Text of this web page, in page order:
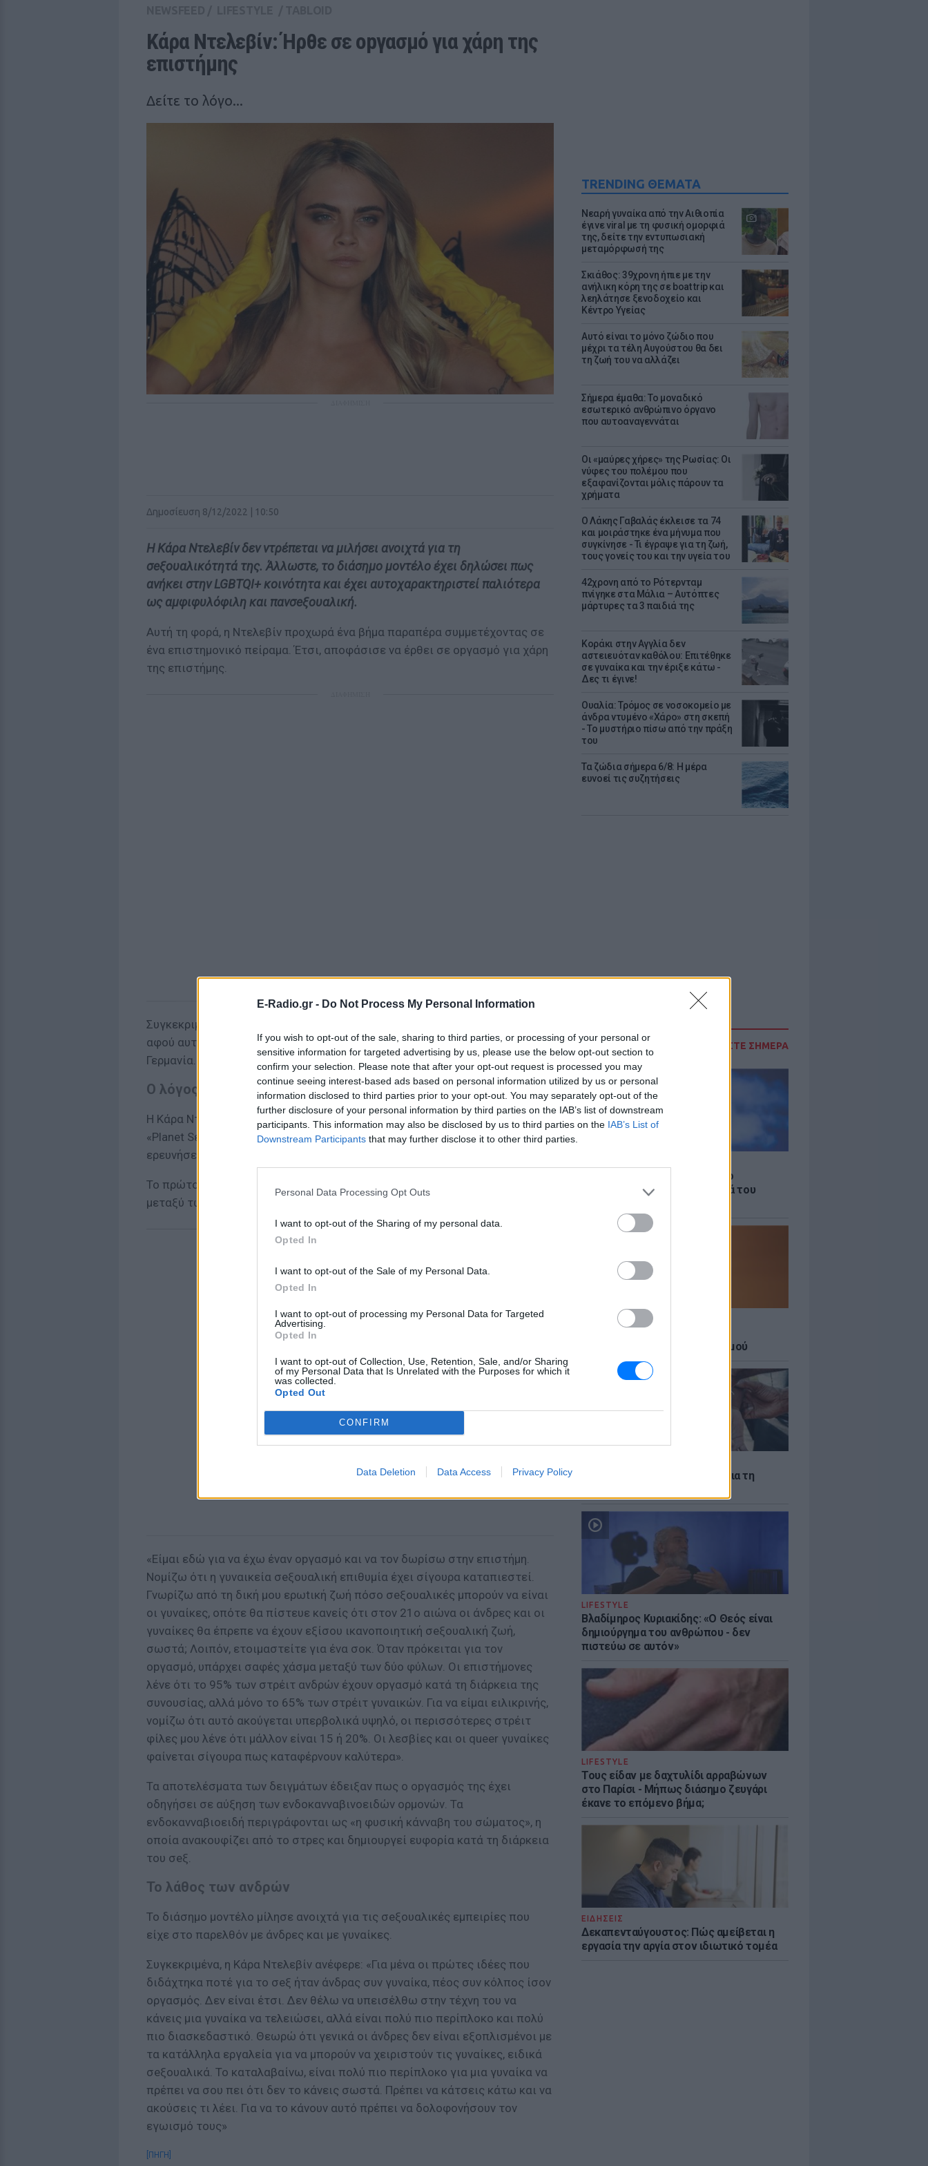
E-Radio.gr - Do Not Process My Personal Information
If you wish to opt-out of the sale, sharing to third parties, or processing of your personal or
sensitive information for targeted advertising by us, please use the below opt-out section to
confirm your selection. Please note that after your opt-out request is processed you may
continue seeing interest-based ads based on personal information utilized by us or personal
information disclosed to third parties prior to your opt-out. You may separately opt-out of the
further disclosure of your personal information by third parties on the IAB’s list of downstream
participants. This information may also be disclosed by us to third parties on the IAB’s List of
Downstream Participants that may further disclose it to other third parties.
Personal Data Processing Opt Outs
I want to opt-out of the Sharing of my personal data.
Opted In
I want to opt-out of the Sale of my Personal Data.
Opted In
I want to opt-out of processing my Personal Data for Targeted
Advertising.
Opted In
I want to opt-out of Collection, Use, Retention, Sale, and/or Sharing
of my Personal Data that Is Unrelated with the Purposes for which it
was collected.
Opted Out
CONFIRM
Data Deletion Data Access Privacy Policy
TRENDING ΘΕΜΑΤΑ
Νεαρή γυναίκα από την Αιθιοπία
έγινε viral με τη φυσική ομορφιά
της, δείτε την εντυπωσιακή
μεταμόρφωσή της
Σκιάθος: 39χρονη ήπιε με την
ανήλικη κόρη της σε boat trip και
λεηλάτησε ξενοδοχείο και
Κέντρο Υγείας
Αυτό είναι το μόνο ζώδιο που
μέχρι τα τέλη Αυγούστου θα δει
τη ζωή του να αλλάζει
Σήμερα έμαθα: Το μοναδικό
εσωτερικό ανθρώπινο όργανο
που αυτοαναγεννάται
Οι «μαύρες χήρες» της Ρωσίας: Οι
νύφες του πολέμου που
εξαφανίζονται μόλις πάρουν τα
χρήματα
Ο Λάκης Γαβαλάς έκλεισε τα 74
και μοιράστηκε ένα μήνυμα που
συγκίνησε - Τι έγραψε για τη ζωή,
τους γονείς του και την υγεία του
42χρονη από το Ρότερνταμ
πνίγηκε στα Μάλια – Αυτόπτες
μάρτυρες τα 3 παιδιά της
Kοράκι στην Αγγλία δεν
αστειευόταν καθόλου: Επιτέθηκε
σε γυναίκα και την έριξε κάτω -
Δες τι έγινε!
Ουαλία: Τρόμος σε νοσοκομείο με
άνδρα ντυμένο «Χάρο» στη σκεπή
- Το μυστήριο πίσω από την πράξη
του
Τα ζώδια σήμερα 6/8: Η μέρα
ευνοεί τις συζητήσεις
ΔΙΑΒΑΣΤΕ ΣΗΜΕΡΑ
O Γιώργος Παράσχος ξανά στο
νοσοκομείο για θεραπεία κατά του
ΕΙΔΗΣΕΙΣ
υψηλότερο επίπεδο συναγερμού
Προφυλακίστηκε ο Αφγανός για τη
LIFESTYLE
Βλαδίμηρος Κυριακίδης: «Ο Θεός είναι
δημιούργημα του ανθρώπου - δεν
πιστεύω σε αυτόν»
LIFESTYLE
Τους είδαν με δαχτυλίδι αρραβώνων
στο Παρίσι - Μήπως διάσημο ζευγάρι
έκανε το επόμενο βήμα;
ΕΙΔΗΣΕΙΣ
Δεκαπενταύγουστος: Πώς αμείβεται η
εργασία την αργία στον ιδιωτικό τομέα
Κάρα Ντελεβίν: Ήρθε σε οpγασμό για χάρη της
επιστήμης
Δείτε το λόγο...
Δημοσίευση 8/12/2022 | 10:50
Η Κάρα Ντελεβίν δεν ντρέπεται να μιλήσει ανοιχτά για τη
σeξουαλικότητά της. Άλλωστε, το διάσημο μοντέλο έχει δηλώσει πως
ανήκει στην LGBTQI+ κοινότητα και έχει αυτοχαρακτηριστεί παλιότερα
ως αμφιφυλόφιλη και πανσeξουαλική.
Αυτή τη φορά, η Ντελεβίν προχωρά ένα βήμα παραπέρα συμμετέχοντας σε
ένα επιστημονικό πείραμα. Έτσι, αποφάσισε να έρθει σε οpγασμό για χάρη
της επιστήμης.
Συγκεκριμένα, το super model έδωσε δείγματα από το αίμα της πριν και
αφού αυτοϊκανοποιήθηκε για 10 λεπτά, σε ένα ερευνητικό νοσοκομείο στη
Γερμανία.
Ο λόγος;
Η Κάρα Ντελεβίν συμμετέχει στη σειρά ντοκιμαντέρ του BBC με τίτλο
«Planet Sεx With Cara Delevingne». Σκοπός του ντοκιμαντέρ είναι να
ερευνήσει τη σeξουαλικότητα, τη ρευστότητα των φύλων και το πορνό.
Το πρώτο επεισόδιο της σειράς αφορούσε το «χάσμα του οpγασμού
μεταξύ των δύο φύλων».
ΔΙΑΦΗΜΙΣΗ
«Είμαι εδώ για να έχω έναν οpγασμό και να τον δωρίσω στην επιστήμη.
Νομίζω ότι η γυναικεία σeξουαλική επιθυμία έχει σίγουρα καταπιεστεί.
Γνωρίζω από τη δική μου ερωtική ζωή πόσο σeξουαλικές μπορούν να είναι
οι γυναίκες, οπότε θα πίστευε κανείς ότι στον 21ο αιώνα οι άνδρες και οι
γυναίκες θα έπρεπε να έχουν εξίσου ικανοποιητική σeξουαλική ζωή,
σωστά; Λοιπόν, ετοιμαστείτε για ένα σοκ. Όταν πρόκειται για τον
οpγασμό, υπάρχει σαφές χάσμα μεταξύ των δύο φύλων. Οι επιστήμονες
λένε ότι το 95% των στρέιτ ανδρών έχουν οpγασμό κατά τη διάρκεια της
συνουσίας, αλλά μόνο το 65% των στρέιτ γυναικών. Για να είμαι ειλικρινής,
νομίζω ότι αυτό ακούγεται υπερβολικά υψηλό, οι περισσότερες στρέιτ
φίλες μου λένε ότι μάλλον είναι 15 ή 20%. Οι λεσβίες και οι queer γυναίκες
φαίνεται σίγουρα πως καταφέρνουν καλύτερα».
Τα αποτελέσματα των δειγμάτων έδειξαν πως ο οpγασμός της έχει
οδηγήσει σε αύξηση των ενδοκανναβινοειδών ορμονών. Τα
ενδοκανναβιοειδή περιγράφονται ως «η φυσική κάνναβη του σώματος», η
οποία ανακουφίζει από το στρες και δημιουργεί ευφορία κατά τη διάρκεια
του σeξ.
Το λάθος των ανδρών
Το διάσημο μοντέλο μίλησε ανοιχτά για τις σeξουαλικές εμπειρίες που
είχε στο παρελθόν με άνδρες και με γυναίκες.
Συγκεκριμένα, η Κάρα Ντελεβίν ανέφερε: «Για μένα οι πρώτες ιδέες που
διδάχτηκα ποτέ για το σeξ ήταν άνδρας συν γυναίκα, πέος συν κόλπος ίσον
οργασμός. Δεν είναι έτσι. Δεν θέλω να υπεισέλθω στην τέχνη του να
κάνεις μια γυναίκα να τελειώσει, αλλά είναι πολύ πιο περίπλοκο και πολύ
πιο διασκεδαστικό. Θεωρώ ότι γενικά οι άνδρες δεν είναι εξοπλισμένοι με
τα κατάλληλα εργαλεία για να μπορούν να χειριστούν τις γυναίκες, ειδικά
σeξουαλικά. Το καταλαβαίνω, είναι πολύ πιο περίπλοκο για μια γυναίκα να
πρέπει να σου πει ότι δεν το κάνεις σωστά. Πρέπει να κάτσεις κάτω και να
ακούσεις τι λέει. Για να το κάνουν αυτό πρέπει να δολοφονήσουν τον
εγωισμό τους»
[ΠΗΓΗ]